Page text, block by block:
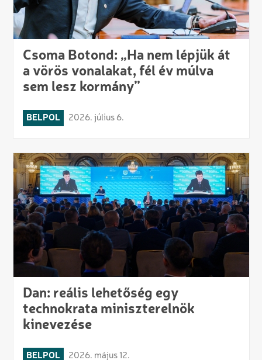
Csoma Botond: „Ha nem lépjük át
a vörös vonalakat, fél év múlva
sem lesz kormány”
BELPOL 2026. július 6.
Dan: reális lehetőség egy
technokrata miniszterelnök
kinevezése
BELPOL 2026. május 12.